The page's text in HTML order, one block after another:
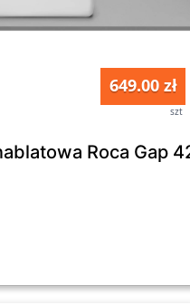
649.00 zł
szt
Roca Gap